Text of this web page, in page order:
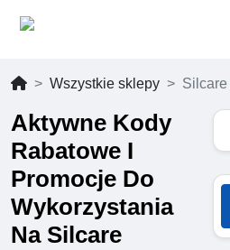
Wszystkie sklepy Silcare
Aktywne Kody
Rabatowe I
Promocje Do
Wykorzystania
Na Silcare